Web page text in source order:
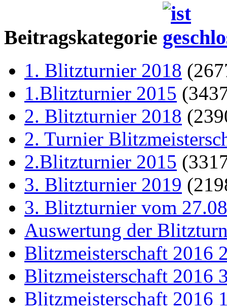
Beitragskategorie
1. Blitzturnier 2018
1.Blitzturnier 2015
2. Blitzturnier 2018
2. Turnier
2.Blitzturnier 2015
3. Blitzturnier 2019
3. Blitzturnier vom
Auswertung der
Blitzmeisterschaft 2016
Blitzmeisterschaft 2016
Blitzmeisterschaft 2016